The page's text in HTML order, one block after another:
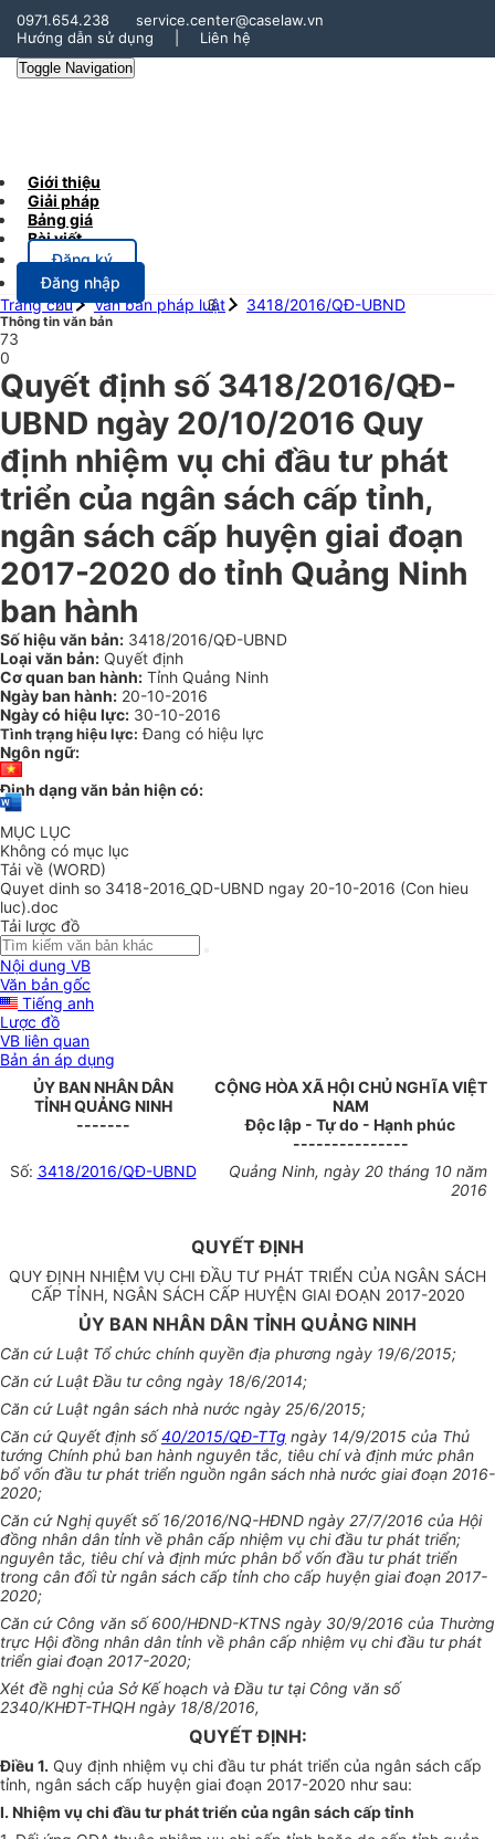
0971.654.238
service.center@caselaw.vn
Hướng dẫn sử dụng
Liên hệ
Toggle Navigation
Giới thiệu
Giải pháp
Bảng giá
Bài viết
Đăng ký
Đăng nhập
Trang chủ
Văn bản pháp luật 3418/2016/QĐ-UBND
Thông tin văn bản
73
0
Quyết định số 3418/2016/QĐ-
UBND ngày 20/10/2016 Quy
định nhiệm vụ chi đầu tư phát
triển của ngân sách cấp tỉnh,
ngân sách cấp huyện giai đoạn
2017-2020 do tỉnh Quảng Ninh
ban hành
Số hiệu văn bản: 3418/2016/QĐ-UBND
Loại văn bản: Quyết định
Cơ quan ban hành: Tỉnh Quảng Ninh
Ngày ban hành: 20-10-2016
Ngày có hiệu lực: 30-10-2016
Tình trạng hiệu lực: Đang có hiệu lực
Ngôn ngữ:
Định dạng văn bản hiện có:
MỤC LỤC
Không có mục lục
Tải về (WORD)
Quyet dinh so 3418-2016_QD-UBND ngay 20-10-2016 (Con hieu
luc).doc
Tải lược đồ
Nội dung VB
Văn bản gốc
Tiếng anh
Lược đồ
VB liên quan
Bản án áp dụng
ỦYBAN NHÂN DÂN
TỈNH QUẢNG NINH
-------
CỘNG HÒA XÃ HỘI CHỦ NGHĨA VIỆT
NAM
Độc lập - Tự do - Hạnh phúc
---------------
Số: 3418/2016/QĐ-UBND Quảng Ninh, ngày 20tháng 10năm
2016
QUYẾT ĐỊNH
QUY ĐỊNH NHIỆM VỤ CHI ĐẦU TƯ PHÁT TRIỂN CỦA NGÂN SÁCH
CẤP TỈNH, NGÂN SÁCH CẤP HUYỆN GIAI ĐOẠN 2017-2020
ỦY BAN NHÂN DÂN TỈNH QUẢNG NINH
Căn cứ Luật Tổ chức chính quyền địa phương ngày 19/6/2015;
Căn cứ Luật Đầu tư công ngày 18/6/2014;
Căn cứ Luật ngân sách nhà nước ngày 25/6/2015;
Căn cứ Quyết định số40/2015/QĐ-TTg ngày 14/9/2015 của Thủ
tướng Chính phủ ban hành nguyên tắc, tiêu chí và định mức phân
bổ vốn đầu tư phát triển nguồn ngân sách nhà nước giai đoạn 2016-
2020;
Căn cứ Nghị quyết số 16/2016/NQ-HĐND ngày 27/7/2016 của Hội
đồng nhân dân tỉnh về phân cấp nhiệm vụ chi đầu tư phát triển;
nguyên tắc, tiêu chí và định mức phân bổ vốn đầu tư phát triển
trong cân đối từ ngân sách cấp tỉnh cho cấp huyện giai đoạn 2017-
2020;
Căn cứ Công văn số 600/HĐND-KTNS ngày 30/9/2016 của Thường
trực Hội đồng nhân dân tỉnh về phân cấp nhiệm vụ chi đầu tư phát
triển giai đoạn 2017-2020;
Xét đề nghị của Sở Kế hoạch và Đầu tư tại Công văn số
2340/KHĐT-THQH ngày 18/8/2016,
QUYẾT ĐỊNH:
Điều 1. Quy định nhiệm vụ chi đầu tư phát triển của ngân sách cấp
tỉnh, ngân sách cấp huyện giai đoạn 2017-2020 như sau:
I. Nhiệm vụ chi đầu tư phát triển của ngân sách cấp tỉnh